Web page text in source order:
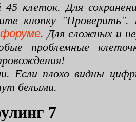
Для
кнопку
форуме. Для сложных и
проблемные
Если плохо видны
белыми.
7